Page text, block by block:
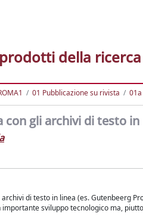
della ricerca
01 Pubblicazione su rivista
con gli archivi di testo
di testo in linea (es. Gutenbeerg
sviluppo tecnologico ma,